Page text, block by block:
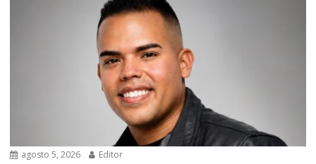
agosto 5, 2026 Editor